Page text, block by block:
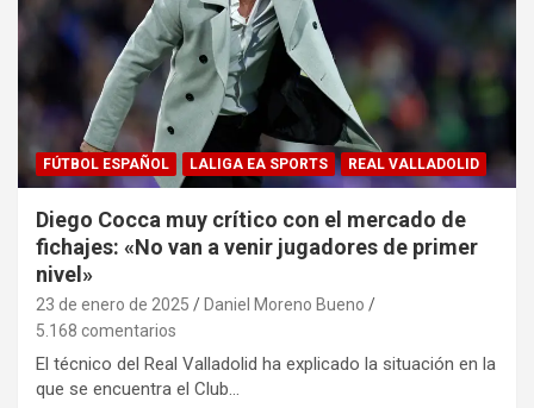
FÚTBOL ESPAÑOL LALIGA EA SPORTS REAL VALLADOLID
Diego Cocca muy crítico con el mercado de
fichajes: «No van a venir jugadores de primer
nivel»
23 de enero de 2025
Daniel Moreno Bueno
5.168 comentarios
El técnico del Real Valladolid ha explicado la situación en la
que se encuentra el Club…